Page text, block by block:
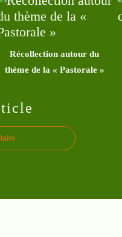
Récollection autour du
thème de la « Pastorale »